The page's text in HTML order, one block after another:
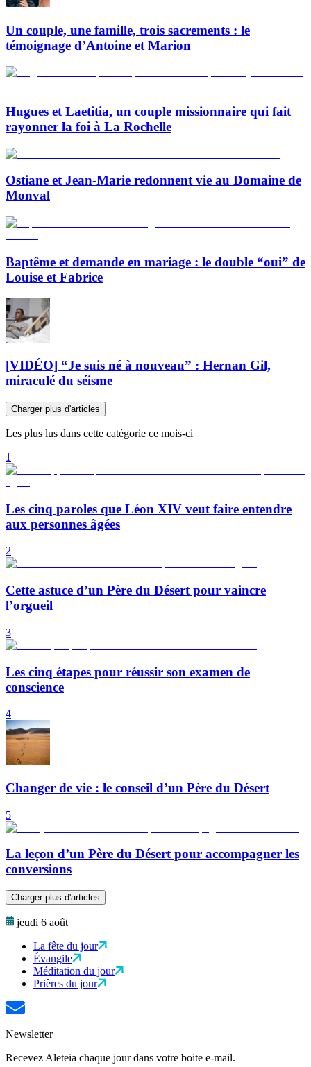
Un couple, une famille, trois sacrements : le
témoignage d’Antoine et Marion
Hugues et Laetitia, un couple missionnaire qui fait
rayonner la foi à La Rochelle
Ostiane et Jean-Marie redonnent vie au Domaine de
Monval
Baptême et demande en mariage : le double “oui” de
Louise et Fabrice
[VIDÉO] “Je suis né à nouveau” : Hernan Gil,
miraculé du séisme
Charger plus d'articles
Les plus lus dans cette catégorie ce mois-ci
1
Les cinq paroles que Léon XIV veut faire entendre
aux personnes âgées
2
Cette astuce d’un Père du Désert pour vaincre
l’orgueil
3
Les cinq étapes pour réussir son examen de
conscience
4
Changer de vie : le conseil d’un Père du Désert
5
La leçon d’un Père du Désert pour accompagner les
conversions
Charger plus d'articles
jeudi 6 août
La fête du jour
Évangile
Méditation du jour
Prières du jour
Newsletter
Recevez Aleteia chaque jour dans votre boite e-mail.